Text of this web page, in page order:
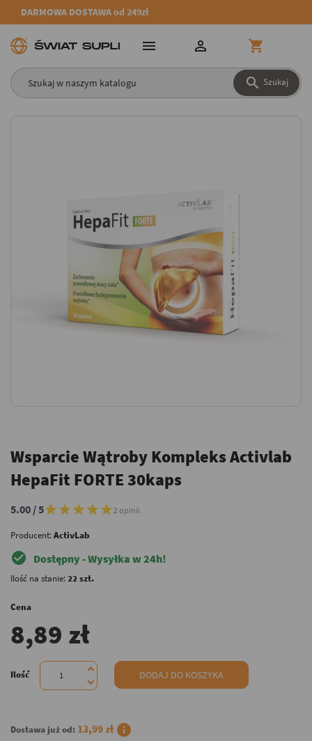
DARMOWA DOSTAWA od 249zł
 Szukaj
  
Wsparcie Wątroby Kompleks Activlab
HepaFit FORTE 30kaps
5.00 / 5 2 opinii
Producent:ActivLab
check_circle Dostępny - Wysyłka w 24h!
Ilość na stanie:22 szt.
Cena
8,89 zł
Ilość DODAJ DO KOSZYKA
Dostawa już od: 13,99 zł info